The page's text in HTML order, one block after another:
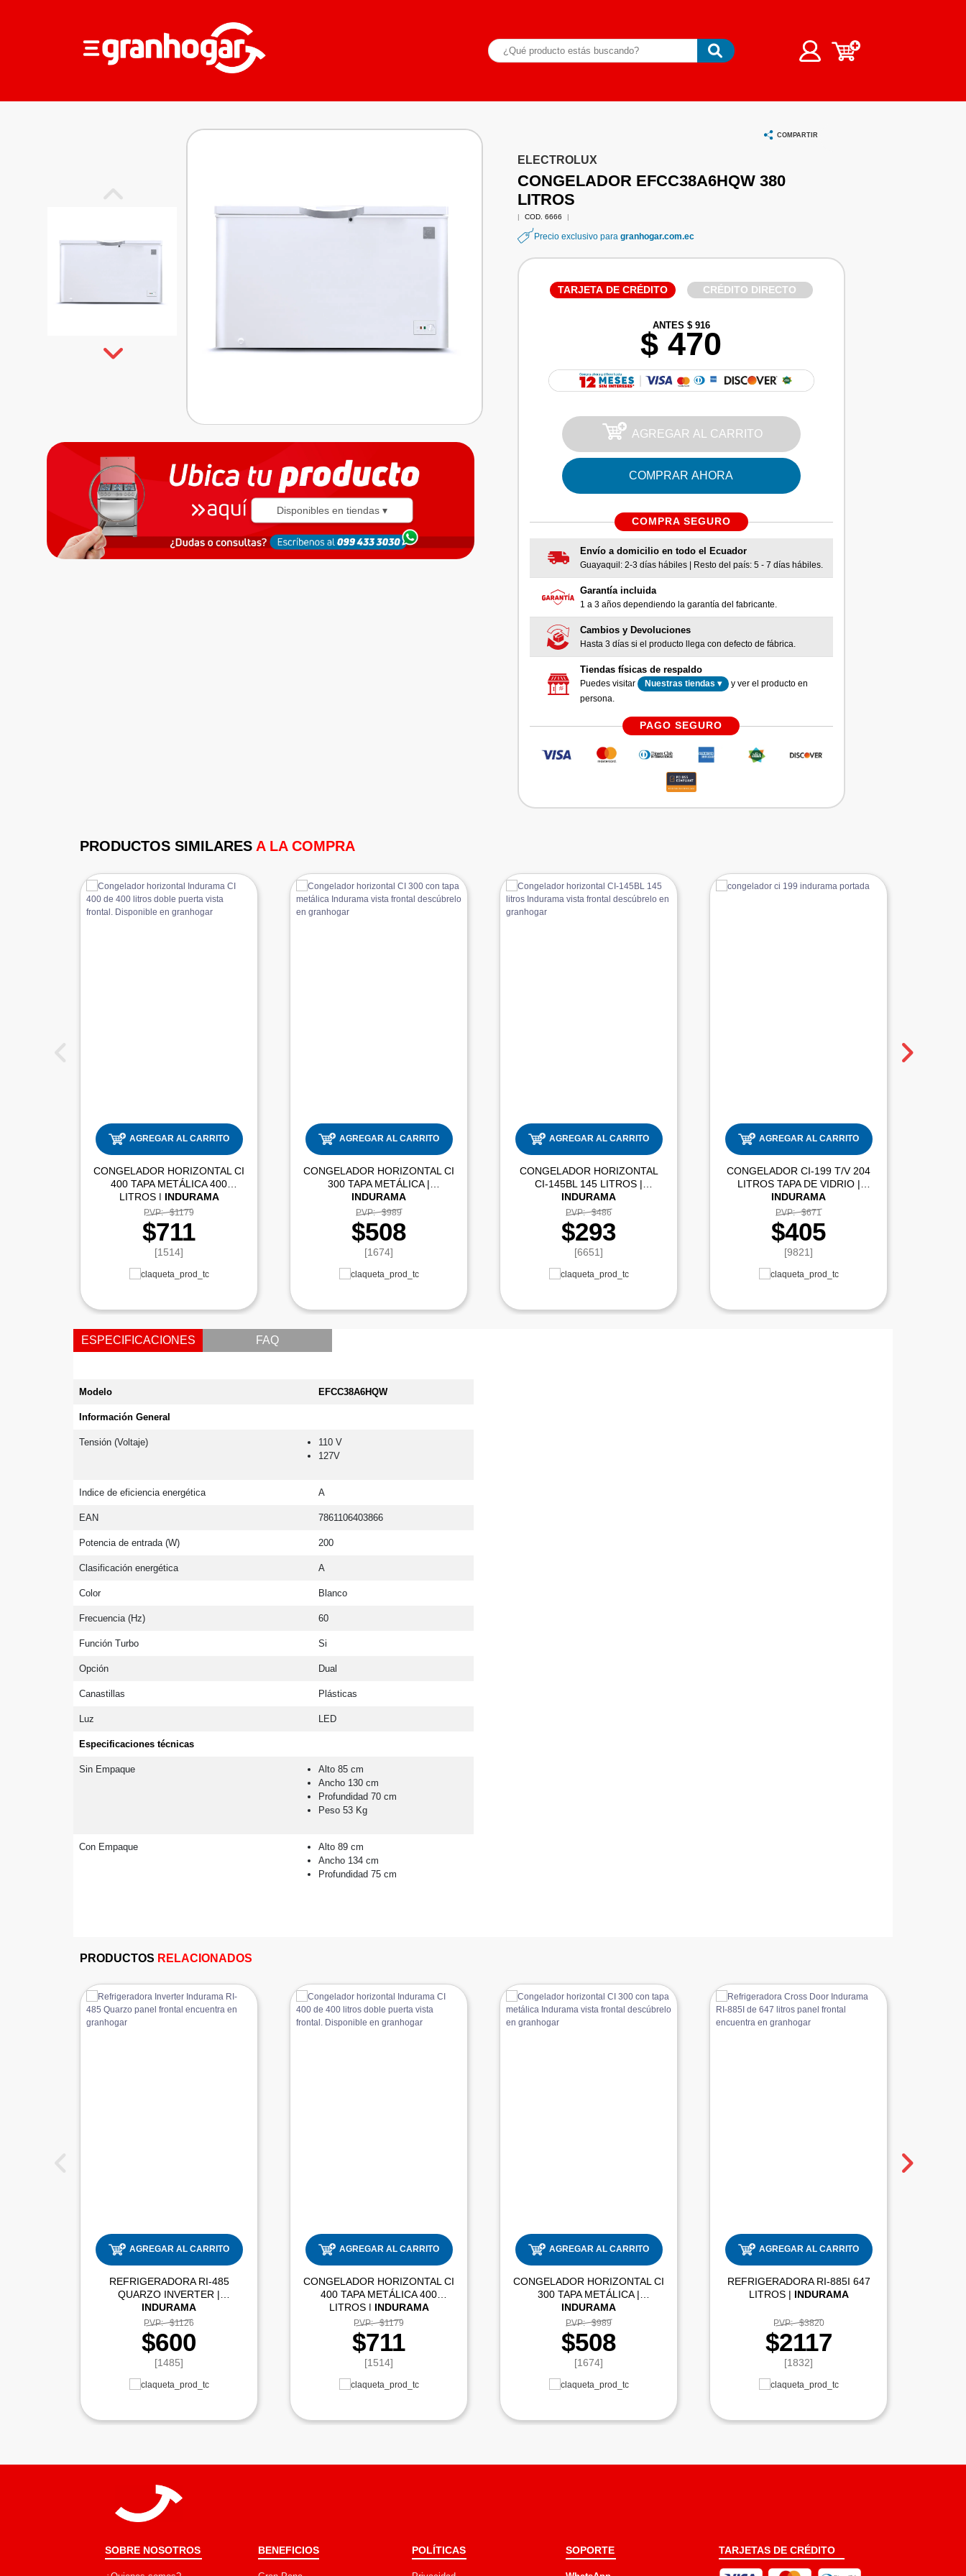
Disponibles en tiendas ▾
COMPARTIR
ELECTROLUX
CONGELADOR EFCC38A6HQW 380
LITROS
| COD. 6666 |
Precio exclusivo para granhogar.com.ec
TARJETA DE CRÉDITO CRÉDITO DIRECTO
ANTES $ 916
$ 470
AGREGAR AL CARRITO
COMPRAR AHORA
COMPRA SEGURO
Envío a domicilio en todo el Ecuador
Guayaquil: 2-3 días hábiles | Resto del país: 5 - 7 días hábiles.
Garantía incluida
1 a 3 años dependiendo la garantía del fabricante.
Cambios y Devoluciones
Hasta 3 días si el producto llega con defecto de fábrica.
Tiendas físicas de respaldo
Puedes visitar Nuestras tiendas ▾
y ver el producto en
persona.
PAGO SEGURO
PRODUCTOS SIMILARES A LA COMPRA
AGREGAR AL CARRITO
CONGELADOR HORIZONTAL CI
400 TAPA METÁLICA 400
LITROS | INDURAMA
PVP: $1179
$711
[1514]
AGREGAR AL CARRITO
CONGELADOR HORIZONTAL CI
300 TAPA METÁLICA |
INDURAMA
PVP: $989
$508
[1674]
AGREGAR AL CARRITO
CONGELADOR HORIZONTAL
CI-145BL 145 LITROS |
INDURAMA
PVP: $486
$293
[6651]
AGREGAR AL CARRITO
CONGELADOR CI-199 T/V 204
LITROS TAPA DE VIDRIO |
INDURAMA
PVP: $671
$405
[9821]
ESPECIFICACIONES FAQ
Modelo EFCC38A6HQW
Información General
Tensión (Voltaje)
110 V
127V
Indice de eficiencia energética A
EAN 7861106403866
Potencia de entrada (W) 200
Clasificación energética A
Color Blanco
Frecuencia (Hz) 60
Función Turbo Si
Opción Dual
Canastillas Plásticas
Luz LED
Especificaciones técnicas
Sin Empaque
Alto 85 cm
Ancho 130 cm
Profundidad 70 cm
Peso 53 Kg
Con Empaque
Alto 89 cm
Ancho 134 cm
Profundidad 75 cm
PRODUCTOS RELACIONADOS
AGREGAR AL CARRITO
REFRIGERADORA RI-485
QUARZO INVERTER |
INDURAMA
PVP: $1126
$600
[1485]
AGREGAR AL CARRITO
CONGELADOR HORIZONTAL CI
400 TAPA METÁLICA 400
LITROS | INDURAMA
PVP: $1179
$711
[1514]
AGREGAR AL CARRITO
CONGELADOR HORIZONTAL CI
300 TAPA METÁLICA |
INDURAMA
PVP: $989
$508
[1674]
AGREGAR AL CARRITO
REFRIGERADORA RI-885I 647
LITROS | INDURAMA
PVP: $3820
$2117
[1832]
SOBRE NOSOTROS BENEFICIOS POLÍTICAS SOPORTE TARJETAS DE CRÉDITO